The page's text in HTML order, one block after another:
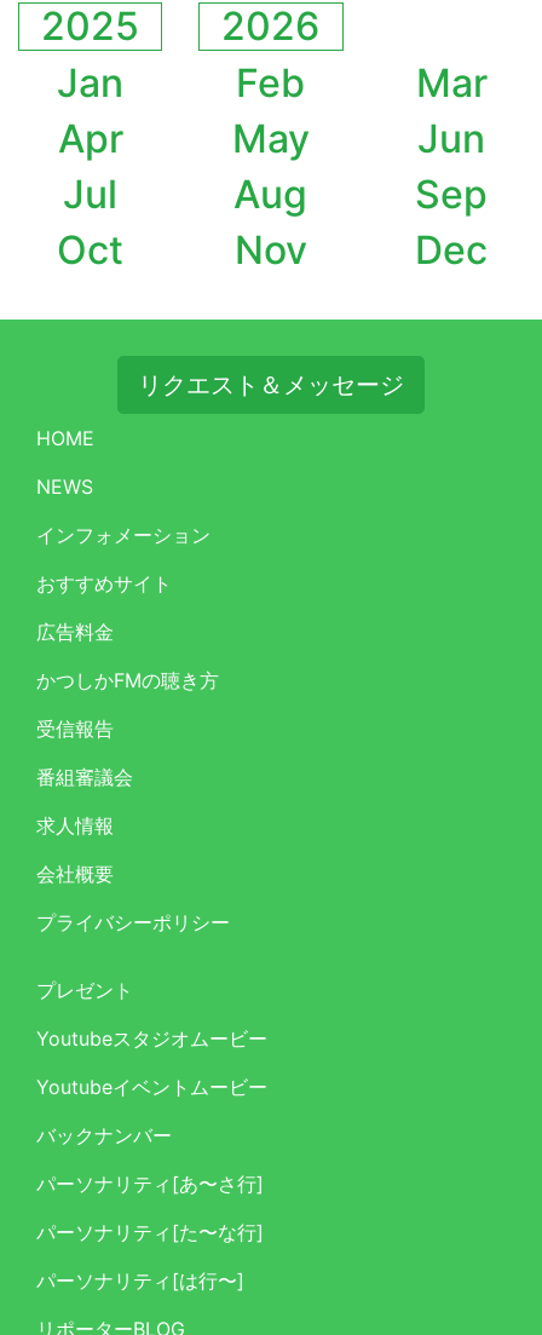
2025
2026
Jan
Feb
Mar
Apr
May
Jun
Jul
Aug
Sep
Oct
Nov Dec
リクエスト＆メッセージ
HOME
NEWS
インフォメーション
おすすめサイト
広告料金
かつしかFMの聴き方
受信報告
番組審議会
求人情報
会社概要
プライバシーポリシー
プレゼント
Youtubeスタジオムービー
Youtubeイベントムービー
バックナンバー
パーソナリティ[あ〜さ行]
パーソナリティ[た〜な行]
パーソナリティ[は行〜]
リポーターBLOG